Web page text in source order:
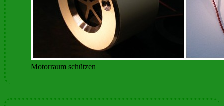
Motorraum schützen